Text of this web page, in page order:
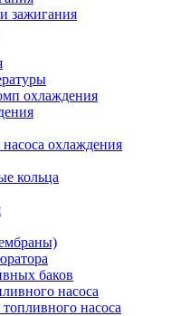
зажигания
охлаждения
охлаждения
кольца
баков
насоса
насоса